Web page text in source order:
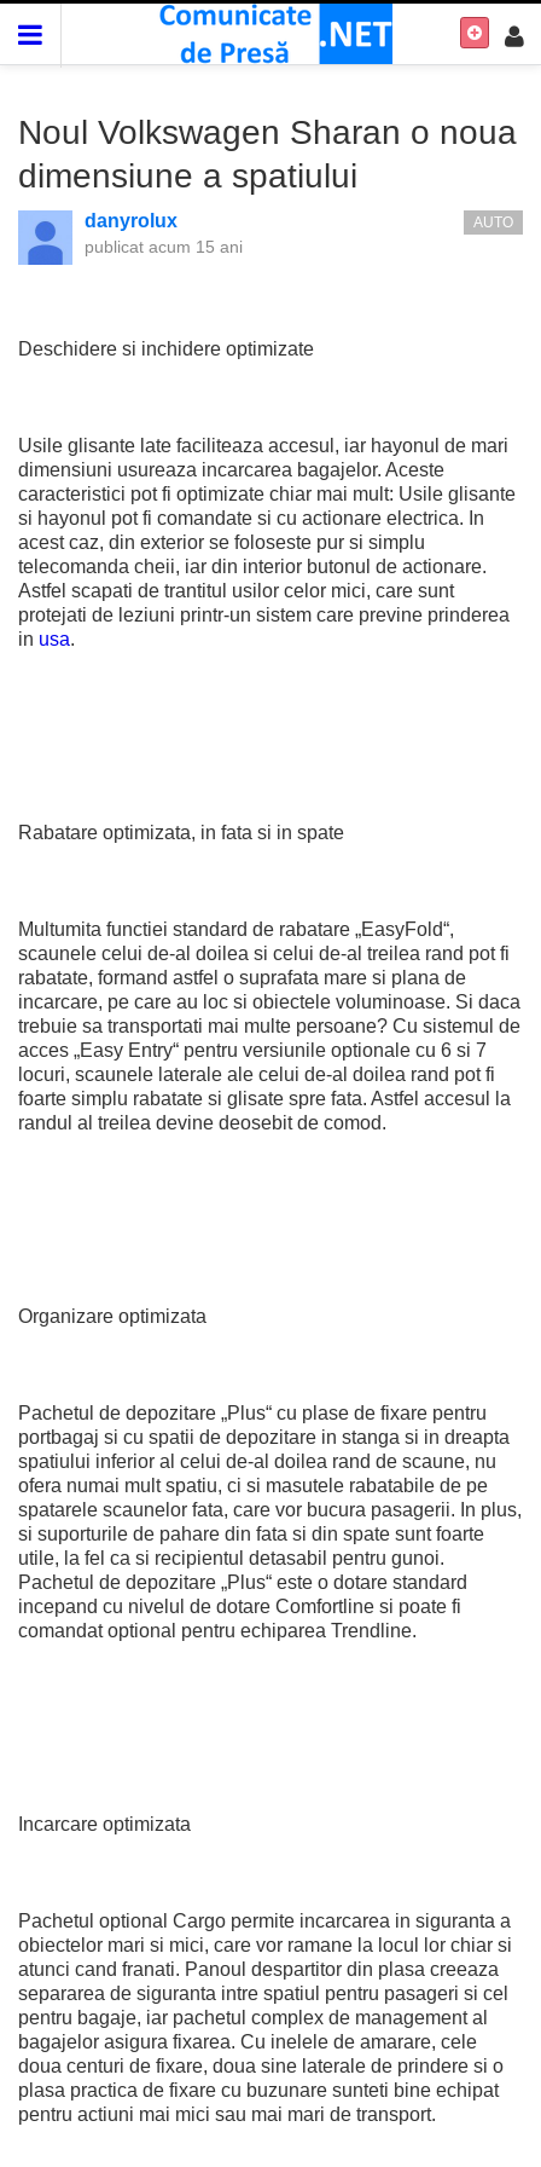
Noul Volkswagen Sharan o noua
dimensiune a spatiului
danyrolux
publicat acum 15 ani
AUTO
Deschidere si inchidere optimizate
Usile glisante late faciliteaza accesul, iar hayonul de mari
dimensiuni usureaza incarcarea bagajelor. Aceste
caracteristici pot fi optimizate chiar mai mult: Usile glisante
si hayonul pot fi comandate si cu actionare electrica. In
acest caz, din exterior se foloseste pur si simplu
telecomanda cheii, iar din interior butonul de actionare.
Astfel scapati de trantitul usilor celor mici, care sunt
protejati de leziuni printr-un sistem care previne prinderea
in usa.
Rabatare optimizata, in fata si in spate
Multumita functiei standard de rabatare „EasyFold“,
scaunele celui de-al doilea si celui de-al treilea rand pot fi
rabatate, formand astfel o suprafata mare si plana de
incarcare, pe care au loc si obiectele voluminoase. Si daca
trebuie sa transportati mai multe persoane? Cu sistemul de
acces „Easy Entry“ pentru versiunile optionale cu 6 si 7
locuri, scaunele laterale ale celui de-al doilea rand pot fi
foarte simplu rabatate si glisate spre fata. Astfel accesul la
randul al treilea devine deosebit de comod.
Organizare optimizata
Pachetul de depozitare „Plus“ cu plase de fixare pentru
portbagaj si cu spatii de depozitare in stanga si in dreapta
spatiului inferior al celui de-al doilea rand de scaune, nu
ofera numai mult spatiu, ci si masutele rabatabile de pe
spatarele scaunelor fata, care vor bucura pasagerii. In plus,
si suporturile de pahare din fata si din spate sunt foarte
utile, la fel ca si recipientul detasabil pentru gunoi.
Pachetul de depozitare „Plus“ este o dotare standard
incepand cu nivelul de dotare Comfortline si poate fi
comandat optional pentru echiparea Trendline.
Incarcare optimizata
Pachetul optional Cargo permite incarcarea in siguranta a
obiectelor mari si mici, care vor ramane la locul lor chiar si
atunci cand franati. Panoul despartitor din plasa creeaza
separarea de siguranta intre spatiul pentru pasageri si cel
pentru bagaje, iar pachetul complex de management al
bagajelor asigura fixarea. Cu inelele de amarare, cele
doua centuri de fixare, doua sine laterale de prindere si o
plasa practica de fixare cu buzunare sunteti bine echipat
pentru actiuni mai mici sau mai mari de transport.